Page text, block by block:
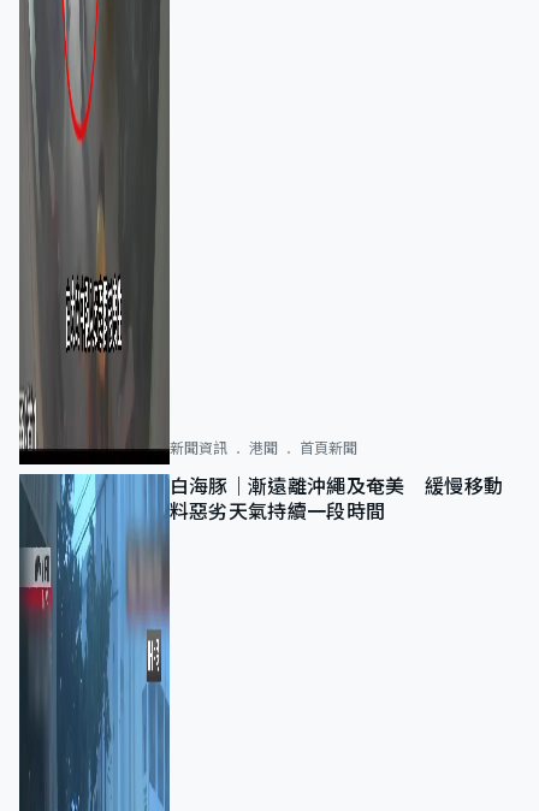
新聞資訊 港聞 首頁新聞
白海豚｜漸遠離沖繩及奄美 緩慢移動
料惡劣天氣持續一段時間